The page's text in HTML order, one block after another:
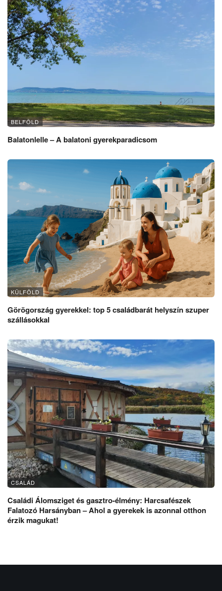
BELFÖLD
Balatonlelle – A balatoni gyerekparadicsom
KÜLFÖLD
Görögország gyerekkel: top 5 családbarát helyszín szuper
szállásokkal
CSALÁD
Családi Álomsziget és gasztro-élmény: Harcsafészek
Falatozó Harsányban – Ahol a gyerekek is azonnal otthon
érzik magukat!